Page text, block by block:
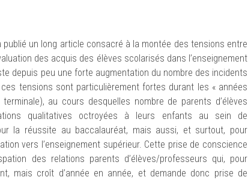
publié un long article consacré à la montée des tensions entre
des acquis des élèves scolarisés dans l’enseignement
depuis peu une forte augmentation du nombre des incidents
tensions sont particulièrement fortes durant les « années
au cours desquelles nombre de parents d’élèves
qualitatives octroyées à leurs enfants au sein de
la réussite au baccalauréat, mais aussi, et surtout, pour
vers l’enseignement supérieur. Cette prise de conscience
des relations parents d’élèves/professeurs qui, pour
mais croît d’année en année, et demande donc prise de